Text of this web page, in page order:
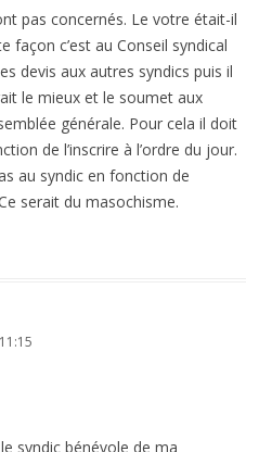
pas concernés. Le votre était-il
façon c’est au Conseil syndical
devis aux autres syndics puis il
le mieux et le soumet aux
générale. Pour cela il doit
de l’inscrire à l’ordre du jour.
au syndic en fonction de
serait du masochisme.
syndic bénévole de ma